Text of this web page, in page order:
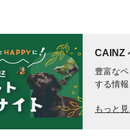
CAINZ
豊富な
する情
もっと見